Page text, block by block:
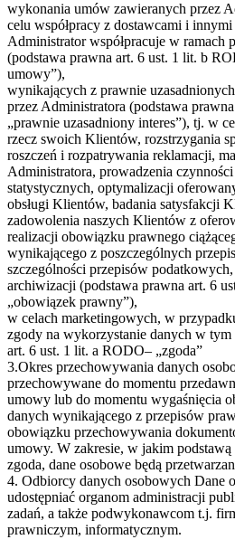
wykonania umów zawieranych przez
celu współpracy z dostawcami i
Administrator współpracuje w ramach
(podstawa prawna art. 6 ust. 1 lit. b
umowy”),
wynikających z prawnie
przez Administratora (podstawa
„prawnie uzasadniony interes”), tj. w
rzecz swoich Klientów, rozstrzygania
roszczeń i rozpatrywania reklamacji,
Administratora, prowadzenia
statystycznych, optymalizacji
obsługi Klientów, badania satysfakcji
zadowolenia naszych Klientów z
realizacji obowiązku prawnego
wynikającego z poszczególnych
szczególności przepisów
archiwizacji (podstawa prawna art. 6
„obowiązek prawny”),
w celach marketingowych, w
zgody na wykorzystanie danych w
art. 6 ust. 1 lit. a RODO– „zgoda”
3.Okres przechowywania danych
przechowywane do momentu
umowy lub do momentu wygaśnięcia
danych wynikającego z przepisów
obowiązku przechowywania
umowy. W zakresie, w jakim podstawą
zgoda, dane osobowe będą
4. Odbiorcy danych osobowych Dane
udostępniać organom administracji
zadań, a także podwykonawcom t.j.
prawniczym, informatycznym.